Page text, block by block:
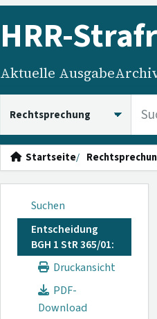
HRR-
Aktuelle Ausgabe
Startseite
Suchen
Entscheidung
BGH 1 StR 365/01:
Druckansicht
PDF-
Download